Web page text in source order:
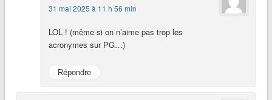
31 mai 2025 à 11 h 56 min
LOL ! (même si on n’aime pas trop les
acronymes sur PG…)
Répondre